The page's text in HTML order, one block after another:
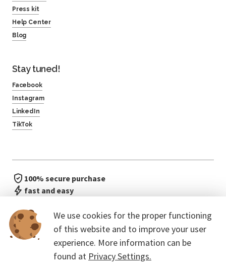
We use cookies for the proper functioning
of this website and to improve your user
experience. More information can be
found at Privacy Settings.
Press kit
Help Center
Blog
Stay tuned!
Facebook
Instagram
LinkedIn
TikTok
100% secure purchase
fast and easy